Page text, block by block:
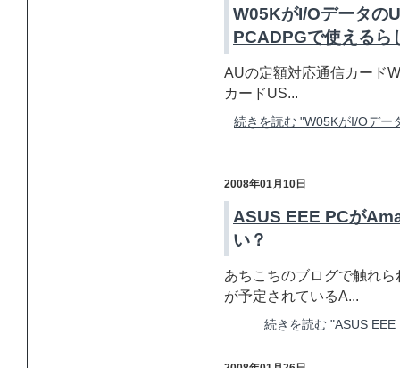
W05KがI/Oデータの
PCADPGで使えるら
AUの定額対応通信カード
カードUS...
続きを読む "W05KがI/Oデー
2008年01月10日
ASUS EEE PCが
い？
あちこちのブログで触れ
が予定されているA...
続きを読む "ASUS